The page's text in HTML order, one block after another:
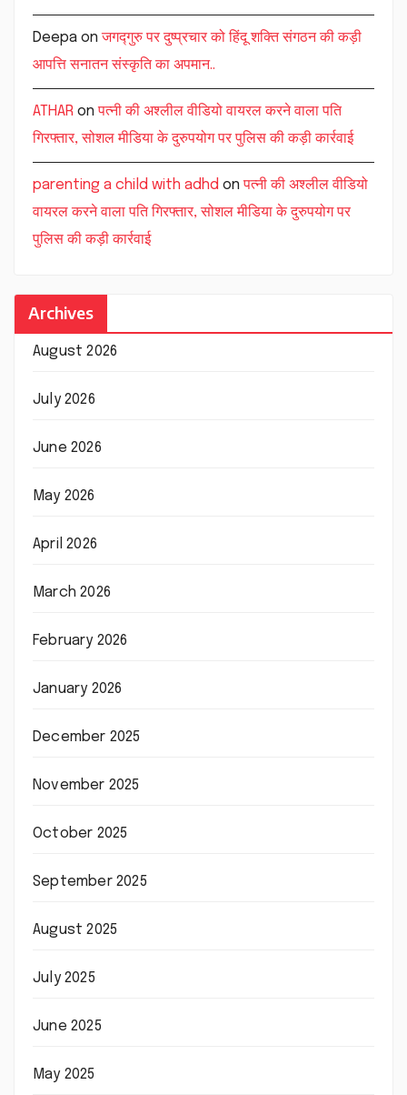
Deepa onजगद्गुरु पर दुष्प्रचार को हिंदू शक्ति संगठन की कड़ी
आपत्ति सनातन संस्कृति का अपमान..
ATHAR onपत्नी की अश्लील वीडियो वायरल करने वाला पति
गिरफ्तार, सोशल मीडिया के दुरुपयोग पर पुलिस की कड़ी कार्रवाई
parenting a child with adhd onपत्नी की अश्लील वीडियो
वायरल करने वाला पति गिरफ्तार, सोशल मीडिया के दुरुपयोग पर
पुलिस की कड़ी कार्रवाई
Archives
August 2026
July 2026
June 2026
May 2026
April 2026
March 2026
February 2026
January 2026
December 2025
November 2025
October 2025
September 2025
August 2025
July 2025
June 2025
May 2025